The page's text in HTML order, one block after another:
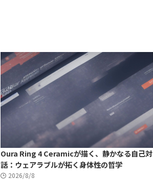
Oura Ring 4 Ceramicが描く、静かなる自己対
話：ウェアラブルが拓く身体性の哲学
2026/8/8